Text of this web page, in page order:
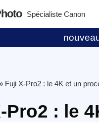
Spécialiste Canon
Fuji X-Pro2 : le 4K et un
Pro2 : le